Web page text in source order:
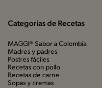
Categorias de Recetas
MAGGI® Sabor a Colombia
Madres y padres
Postres fáciles
Recetas con pollo
Recetas de carne
Sopas y cremas